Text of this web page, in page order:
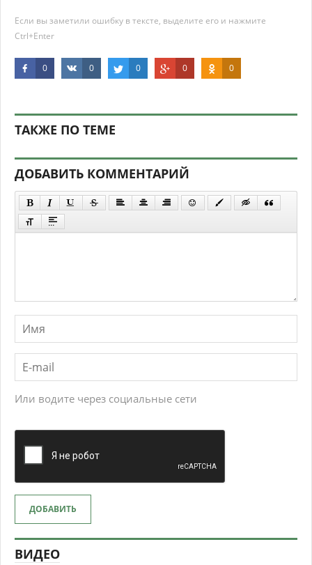
Если вы заметили ошибку в тексте, выделите его и нажмите
Ctrl+Enter
0 0 0 0 0
ТАКЖЕ ПО ТЕМЕ
ДОБАВИТЬ КОММЕНТАРИЙ
Или водите через социальные сети
ДОБАВИТЬ
ВИДЕО